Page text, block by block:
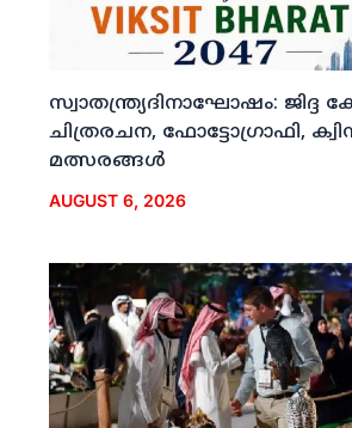
സ്വാതന്ത്ര്യദിനാഘോഷം:
ചിത്രരചന, ഫോട്ടോഗ്രാഫി,
മത്സരങ്ങള്‍
AUGUST 6, 2026